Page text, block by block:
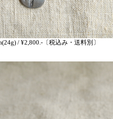
/ ¥2,800.-〔税込み・送料別〕